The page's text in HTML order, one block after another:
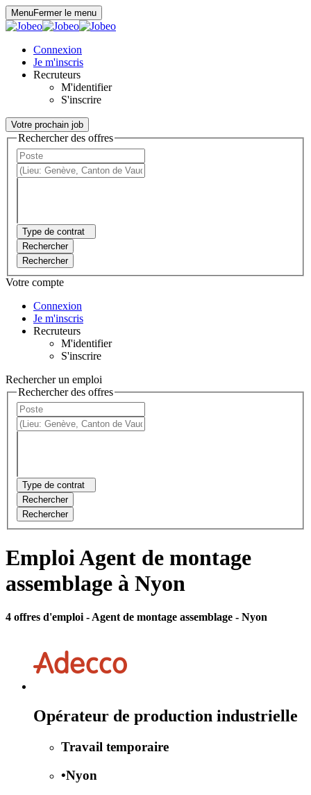
MenuFermer le menu
Connexion
Je m'inscris
Recruteurs
M'identifier
S'inscrire
Votre prochain job
Rechercher des offres
Type de contrat
Rechercher
Rechercher
Votre compte
Connexion
Je m'inscris
Recruteurs
M'identifier
S'inscrire
Rechercher un emploi
Rechercher des offres
Type de contrat
Rechercher
Rechercher
Emploi Agent de montage
assemblage à Nyon
4 offres d'emploi - Agent de montage assemblage - Nyon
Opérateur de production industrielle
Travail temporaire
•Nyon
Panneau de gestion des cookies